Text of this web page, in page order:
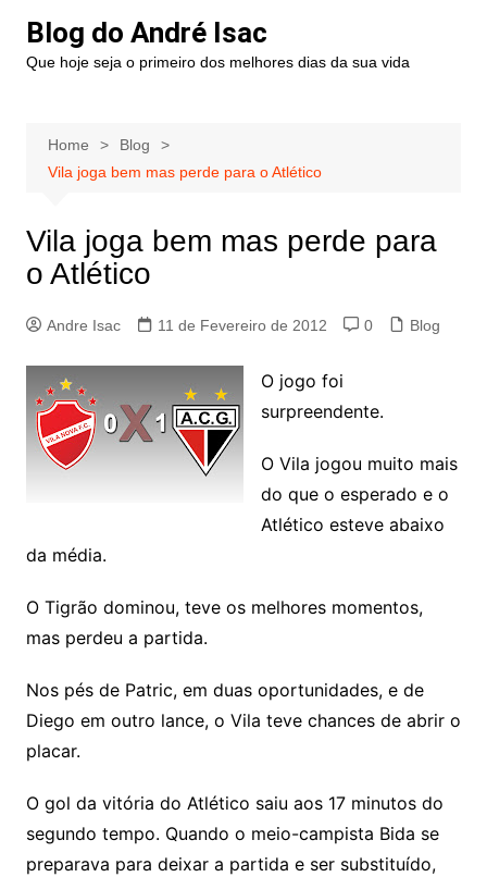
Blog do André Isac
Que hoje seja o primeiro dos melhores dias da sua vida
Home
Blog
Vila joga bem mas perde para o Atlético
Vila joga bem mas perde para
o Atlético
Andre Isac 11 de Fevereiro de 2012 0 Blog
O jogo foi
surpreendente.
O Vila jogou muito mais
do que o esperado e o
Atlético esteve abaixo
da média.
O Tigrão dominou, teve os melhores momentos,
mas perdeu a partida.
Nos pés de Patric, em duas oportunidades, e de
Diego em outro lance, o Vila teve chances de abrir o
placar.
O gol da vitória do Atlético saiu aos 17 minutos do
segundo tempo. Quando o meio-campista Bida se
preparava para deixar a partida e ser substituído,